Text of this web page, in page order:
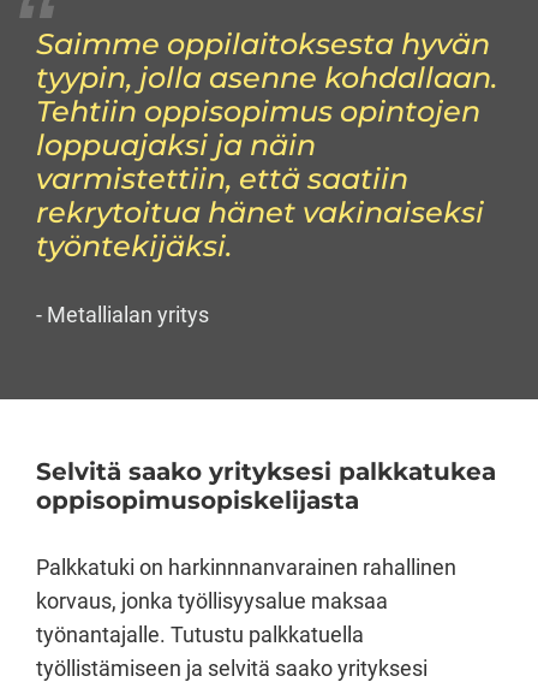
Saimme oppilaitoksesta hyvän
tyypin, jolla asenne kohdallaan.
Tehtiin oppisopimus opintojen
loppuajaksi ja näin
varmistettiin, että saatiin
rekrytoitua hänet vakinaiseksi
työntekijäksi.
Metallialan yritys
Selvitä saako yrityksesi palkkatukea
oppisopimusopiskelijasta
Palkkatuki on harkinnnanvarainen rahallinen
korvaus, jonka työllisyysalue maksaa
työnantajalle. Tutustu palkkatuella
työllistämiseen ja selvitä saako yrityksesi